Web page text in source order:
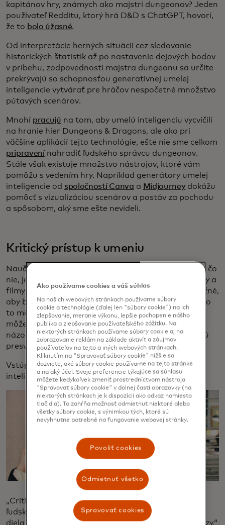
kapitánov hry, známych ako majstri dungeonov? Jeden
používateľ Redditu, ktorý hrá D&D s ChatGPT, hovorí,
že to bolo úžasné.
Od interpretácie herných situácií cez sledovanie
historických štatistík až po nastavenie dejových bodov
v príbehu, zodpovednosti majstra dungeonu sa určite
prekrývajú so schopnosťou generatívnej umelej
inteligencie vytvárať pre hráčov nespočetné množstvo
pútavých scenárov.
Mnohí pracujú na tom, aby umelú inteligenciu vycvičili
na hranie hier Dungeons & Dragons, ale ako pri
väčšine aplikácií tejto technológie, ešte nie sme celkom
pripravenínahradiť ľudského správcu dungeonov.
Stále však existuje množstvo nástrojov, ktoré vám
pomôžu s vedením hry. Napríklad generátory umelej
inteligencie od spoločností Canva a Midjourneydokážu
pomôcť s vizualizáciou scenárov a postáv za pochodu
a spôsobom, aký sme ešte nevideli.
Kritický prístup k umeniu
Naučiť umelú inteligenciu, čo sa nám v umení páči a čo
nie, je zaujímavý koncept. Keďže maľby, hudba, sochy a
filmy sú otvorené interpretáciám a oceneniu, je možné,
aby bola umelá inteligencia umeleckým kritikom? Ako
to môže fungovať, ak je umenie subjektívne a ako
môže umelá inteligencia určiť akékoľvek skutočné
názory na samotné dielo? Projekty akoCritbot
majú
presvedčivý predpoklad.
Vstúpte do sveta kritikov umenia s umelou
inteligenciou…
„Critbot je vyškolený v jazyku mnohých kritikov
ľudského umenia a analyzuje predložené umelecké
diela na základe znalostí zo svojej rozsiahlej databázy,“
Ako používame cookies a váš súhlas
Na našich webových stránkach používame súbory
cookie a technológie (ďalej len "súbory cookie") na ich
zlepšovanie, meranie výkonu, lepšie pochopenie nášho
publika a zlepšovanie používateľského zážitku. Na
niektorých stránkach používame súbory cookie aj na
zobrazovanie reklám na základe aktivít a záujmov
používateľov na tejto a iných webových stránkach.
Kliknutím na "Spravovať súbory cookie" nižšie sa
dozviete, aké súbory cookie používame na tejto stránke
a na aký účel. Svoje preferencie týkajúce sa súhlasu
môžete kedykoľvek zmeniť prostredníctvom nástroja
"Spravovať súbory cookie" v dolnej časti obrazovky (na
niektorých stránkach je k dispozícii ako odkaz namiesto
tlačidla). To zahŕňa možnosť odmietnuť niektoré alebo
všetky súbory cookie, s výnimkou tých, ktoré sú
nevyhnutne potrebné na fungovanie webovej stránky.
Povoliť cookies
Odmietnuť všetko
Spravovať cookies